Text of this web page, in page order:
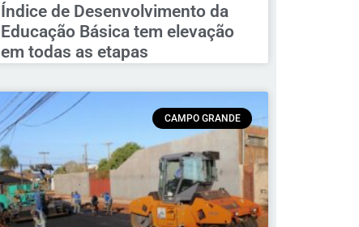
Índice de Desenvolvimento da
Educação Básica tem elevação
em todas as etapas
CAMPO GRANDE